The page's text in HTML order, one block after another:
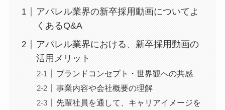
アパレル業界の新卒採用動画についてよ
くあるQ&A
アパレル業界における、新卒採用動画の
活用メリット
ブランドコンセプト・世界観への共感
事業内容や会社概要の理解
先輩社員を通して、キャリアイメージを